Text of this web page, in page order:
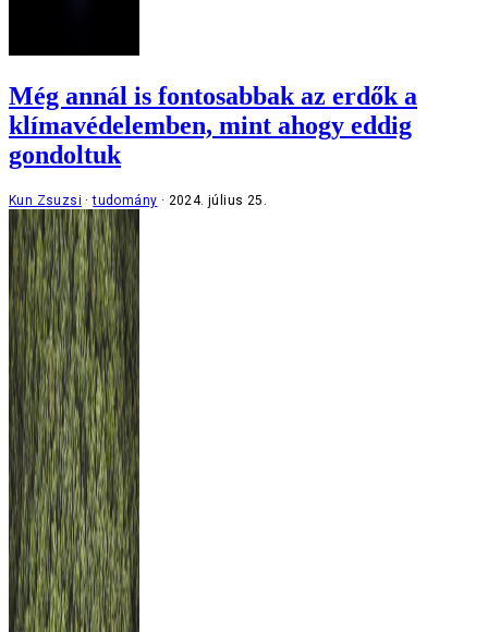
Még annál is fontosabbak az erdők a
klímavédelemben, mint ahogy eddig
gondoltuk
Kun Zsuzsi tudomány 2024. július 25.